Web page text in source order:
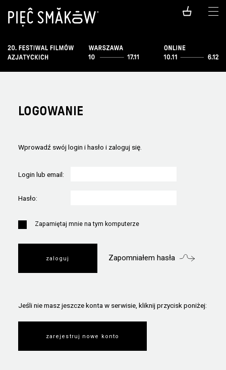
LOGOWANIE
Wprowadź swój login i hasło i zaloguj się.
Login lub email:
Hasło:
Zapamiętaj mnie na tym komputerze
Zapomniałem hasła
Jeśli nie masz jeszcze konta w serwisie, kliknij przycisk poniżej:
zarejestruj nowe konto